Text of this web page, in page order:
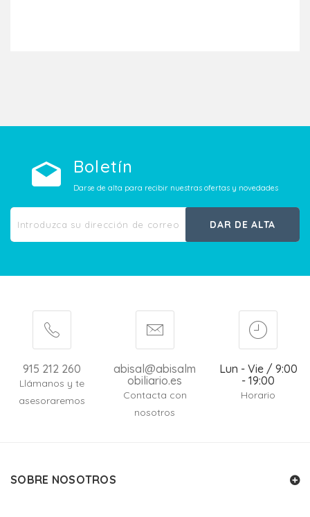
Boletín
Darse de alta para recibir nuestras ofertas y novedades
DAR DE ALTA
915 212 260
Llámanos y te
asesoraremos
abisal@abisalm
obiliario.es
Contacta con
nosotros
Lun - Vie / 9:00
- 19:00
Horario
SOBRE NOSOTROS